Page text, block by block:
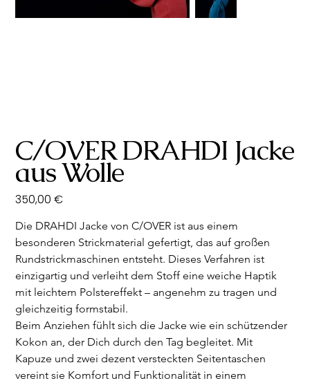
C/OVER DRAHDI Jacke
aus Wolle
Preis
350,00 €
Die DRAHDI Jacke von C/OVER ist aus einem
besonderen Strickmaterial gefertigt, das auf großen
Rundstrickmaschinen entsteht. Dieses Verfahren ist
einzigartig und verleiht dem Stoff eine weiche Haptik
mit leichtem Polstereffekt – angenehm zu tragen und
gleichzeitig formstabil.
Beim Anziehen fühlt sich die Jacke wie ein schützender
Kokon an, der Dich durch den Tag begleitet. Mit
Kapuze und zwei dezent versteckten Seitentaschen
vereint sie Komfort und Funktionalität in einem